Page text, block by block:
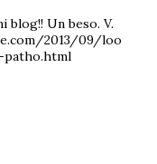
blog!! Un beso. V.
2013/09/loo
patho.html